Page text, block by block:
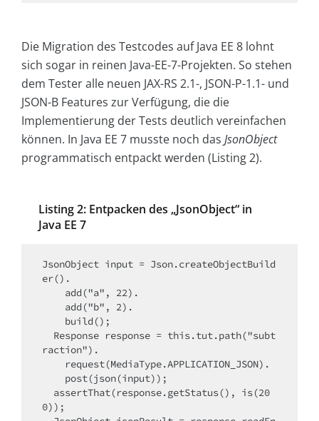
Die Migration des Testcodes auf Java EE 8 lohnt
sich sogar in reinen Java-EE-7-Projekten. So stehen
dem Tester alle neuen JAX-RS 2.1-, JSON-P-1.1- und
JSON-B Features zur Verfügung, die die
Implementierung der Tests deutlich vereinfachen
können. In Java EE 7 musste noch das JsonObject
programmatisch entpackt werden (Listing 2).
Listing 2: Entpacken des „JsonObject“ in
Java EE 7
JsonObject input = Json.createObjectBuild
er().
raction").
0));